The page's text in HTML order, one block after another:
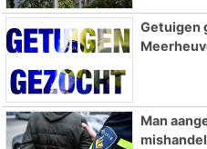
Getuigen
Man